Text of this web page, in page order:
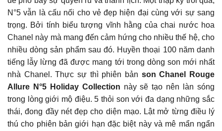
N°5 vẫn là cấu nối cho vẻ đẹp hiện đại cùng với sự sang
trọng. Bởi tính biểu tượng vĩnh hằng của chai nước hoa
Chanel này mà mang đến cảm hứng cho nhiều thế hệ, cho
nhiều dòng sản phẩm sau đó. Huyền thoại 100 năm danh
tiếng lẫy lừng đã được mang tới trong dòng son mới nhất
nhà Chanel. Thực sự thì phiên bản son Chanel Rouge
Allure N°5 Holiday Collection này sẽ tạo nên làn sóng
trong lòng giới mộ điệu. 5 thỏi son với đa dạng những sắc
thái, đong đầy nét đẹp cho diện mạo. Lật mở từng điều lý
thú cho phiên bản giới hạn đặc biệt này và mê mẩn ngẩn